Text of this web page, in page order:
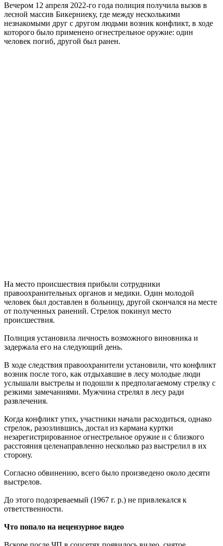
Вечером 12 апреля 2022-го года полиция получила вызов в
лесной массив Бикерниеку, где между несколькими
незнакомыми друг с другом людьми возник конфликт, в ходе
которого было применено огнестрельное оружие: один
человек погиб, другой был ранен.
На место происшествия прибыли сотрудники
правоохранительных органов и медики. Один молодой
человек был доставлен в больницу, другой скончался на месте
от полученных ранений. Стрелок покинул место
происшествия.
Полиция установила личность возможного виновника и
задержала его на следующий день.
В ходе следствия правоохранители установили, что конфликт
возник после того, как отдыхавшие в лесу молодые люди
услышали выстрелы и подошли к предполагаемому стрелку с
резкими замечаниями. Мужчина стрелял в лесу ради
развлечения.
Когда конфликт утих, участники начали расходиться, однако
стрелок, разозлившись, достал из кармана куртки
незарегистрированное огнестрельное оружие и с близкого
расстояния целенаправленно несколько раз выстрелил в их
сторону.
Согласно обвинению, всего было произведено около десяти
выстрелов.
До этого подозреваемый (1967 г. р.) не привлекался к
ответственности.
Что попало на нецензурное видео